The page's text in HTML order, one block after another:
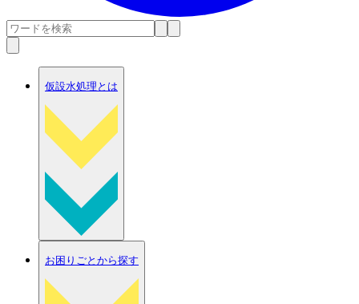
仮設水処理とは
お困りごとから探す